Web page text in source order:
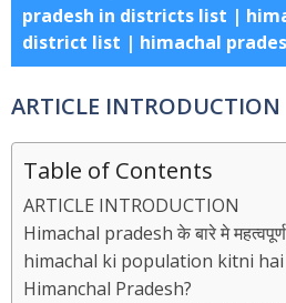
pradesh in districts list |
district list | himachal
ARTICLE INTRODUCTION
Table of Contents
ARTICLE INTRODUCTION
Himachal pradesh के बारे मे
himachal ki population kitni
Himanchal Pradesh?